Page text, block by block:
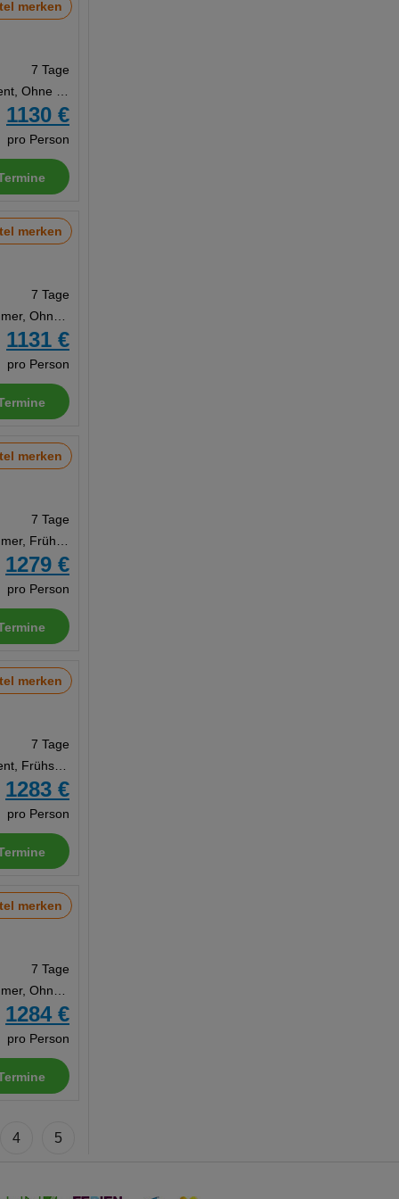
merken
7 Tage
Appartement, Ohne Verpflegung
1130 €
pro Person
merken
7 Tage
Doppelzimmer, Ohne Verpflegung
1131 €
pro Person
merken
7 Tage
Doppelzimmer, Frühstück
1279 €
pro Person
merken
7 Tage
Appartement, Frühstück
1283 €
pro Person
merken
7 Tage
Doppelzimmer, Ohne Verpflegung
1284 €
pro Person
4 5